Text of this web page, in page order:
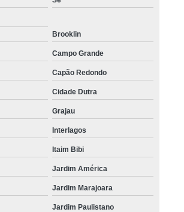
Brooklin
Campo Grande
Capão Redondo
Cidade Dutra
Grajau
Interlagos
Itaim Bibi
Jardim América
Jardim Marajoara
Jardim Paulistano